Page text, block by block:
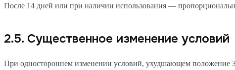
После 14 дней или при наличии использования —
2.5. Существенное изменение условий
При одностороннем изменении условий, ухудшающем положение